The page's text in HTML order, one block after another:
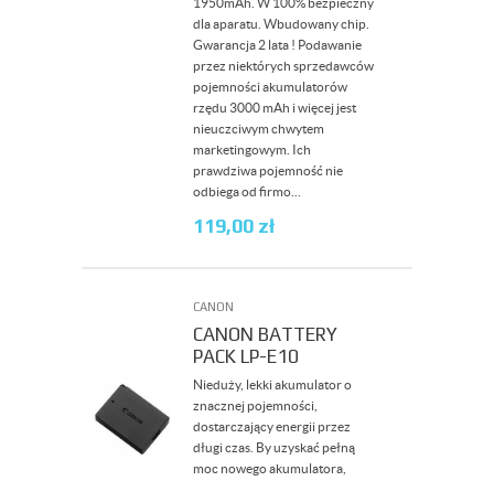
dla aparatu. Wbudowany chip.
Gwarancja 2 lata ! Podawanie
przez niektórych sprzedawców
pojemności akumulatorów
rzędu 3000 mAh i więcej jest
nieuczciwym chwytem
marketingowym. Ich
prawdziwa pojemność nie
odbiega od firmo...
119,00 zł
CANON
CANON BATTERY
PACK LP-E10
Nieduży, lekki akumulator o
znacznej pojemności,
dostarczający energii przez
długi czas. By uzyskać pełną
moc nowego akumulatora,